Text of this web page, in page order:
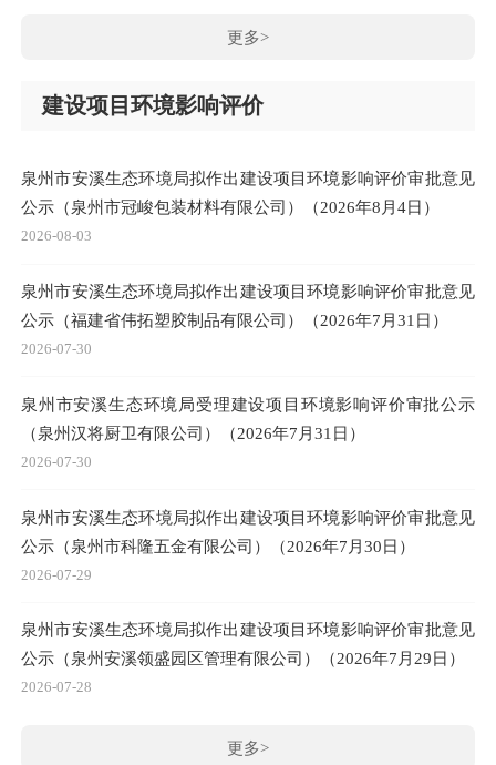
更多>
建设项目环境影响评价
泉州市安溪生态环境局拟作出建设项目环境影响评价审批意见
公示（泉州市冠峻包装材料有限公司）（2026年8月4日）
2026-08-03
泉州市安溪生态环境局拟作出建设项目环境影响评价审批意见
公示（福建省伟拓塑胶制品有限公司）（2026年7月31日）
2026-07-30
泉州市安溪生态环境局受理建设项目环境影响评价审批公示
（泉州汉将厨卫有限公司）（2026年7月31日）
2026-07-30
泉州市安溪生态环境局拟作出建设项目环境影响评价审批意见
公示（泉州市科隆五金有限公司）（2026年7月30日）
2026-07-29
泉州市安溪生态环境局拟作出建设项目环境影响评价审批意见
公示（泉州安溪领盛园区管理有限公司）（2026年7月29日）
2026-07-28
更多>